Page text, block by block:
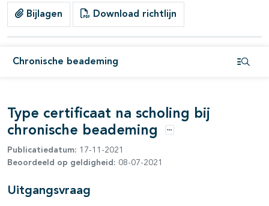
Bijlagen Download richtlijn
Chronische beademing
open- en dichtklappen
open- en dichtklappen
open- en dichtklappen
open- en dichtklappen
open- en dichtklappen
Type certificaat na scholing bij
chronische beademing
Opties
Publicatiedatum: 17-11-2021
Beoordeeld op geldigheid: 08-07-2021
Uitgangsvraag